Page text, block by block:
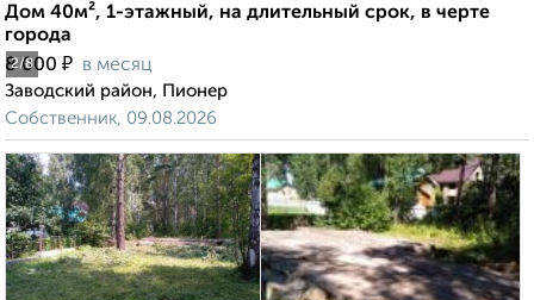
2/8
Дом 40м², 1-этажный, на длительный срок, в черте
города
8 000 ₽ в месяц
Заводский район, Пионер
Собственник, 09.08.2026